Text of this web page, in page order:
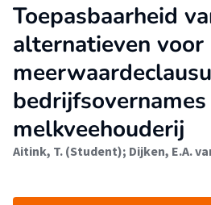
Toepasbaarheid
alternatieven voor
melkveehouderij
Aitink, T. (Student); Dijken, E.A.